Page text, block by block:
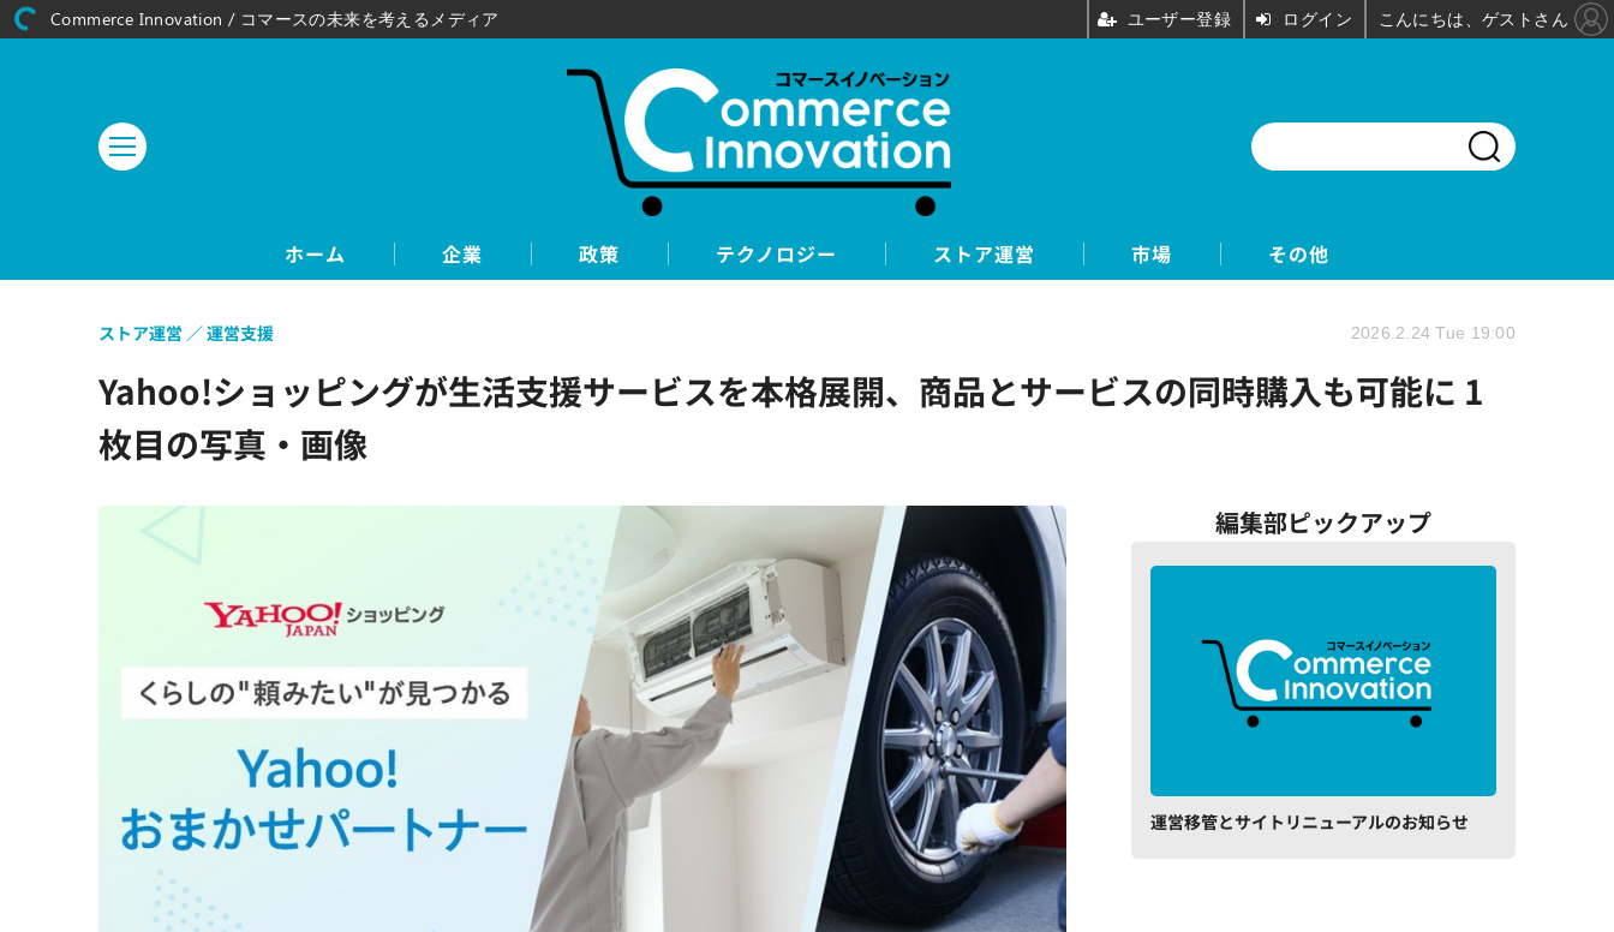
ホーム 企業 政策 テクノロジー ストア運営 市場 その他
Yahoo!ショッピングが生活支援サービスを本格展開、商品とサービスの同時購入も可能に 1
枚目の写真・画像
ストア運営 運営支援 2026.2.24 Tue 19:00
編集部ピックアップ
運営移管とサイトリニューアルのお知らせ
Commerce Innovation / コマースの未来を考えるメディア ユーザー登録 ログイン こんにちは、ゲストさん